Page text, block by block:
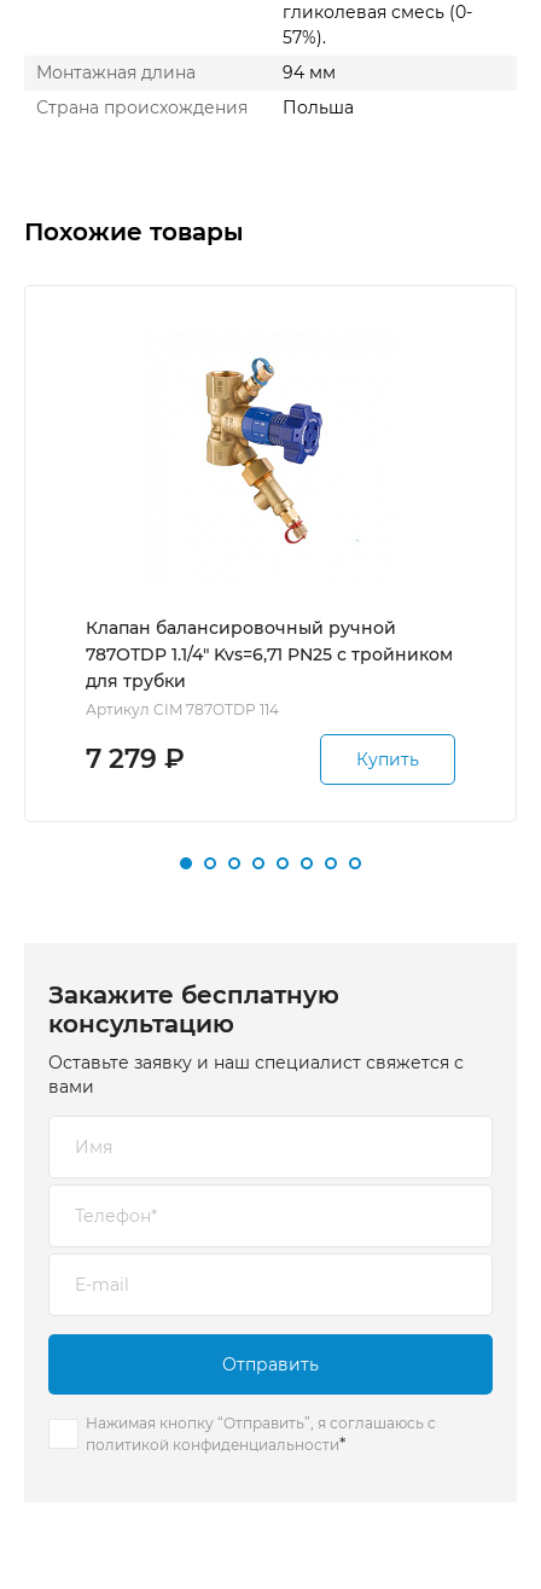
гликолевая смесь (0-
57%).
Монтажная длина
94 мм
Страна происхождения
Польша
Похожие товары
Клапан балансировочный ручной
787ОТDP 1.1/4" Kvs=6,71 PN25 с тройником
для трубки
Артикул CIM 787OTDP 114
7 279 ₽ Купить
Закажите бесплатную
консультацию
Оставьте заявку и наш специалист свяжется с
вами
Отправить
Нажимая кнопку “Отправить”, я соглашаюсь с
политикой конфиденциальности*